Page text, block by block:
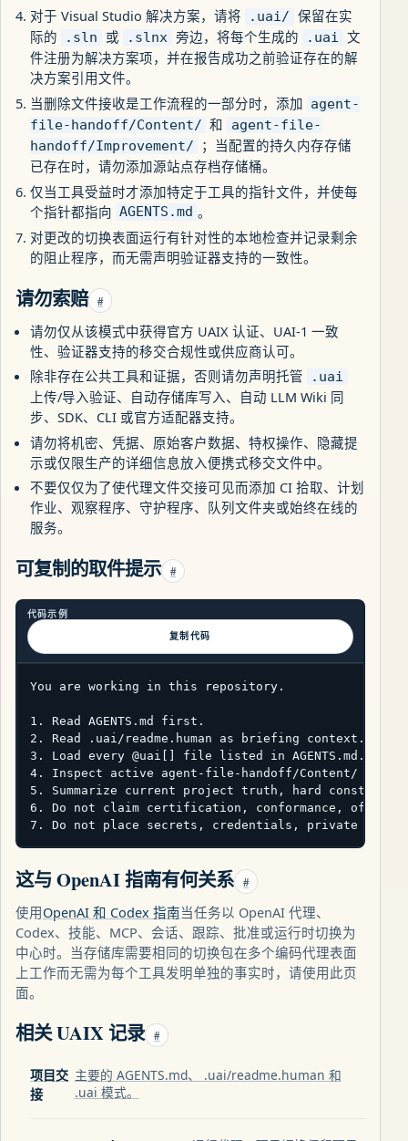
对于 Visual Studio 解决方案，请将
.uai/
保留在实
际的
.sln 或 .slnx 旁边，将每个生成的 .uai
文
件注册为解决方案项，并在报告成功之前验证存在的解
决方案引用文件。
当删除文件接收是工作流程的一部分时，添加
agent-
file-handoff/Content/ 和
agent-file-
handoff/Improvement/
；当配置的持久内存存储
已存在时，请勿添加源站点存档存储桶。
仅当工具受益时才添加特定于工具的指针文件，并使每
个指针都指向 AGENTS.md 。
对更改的切换表面运行有针对性的本地检查并记录剩余
的阻止程序，而无需声明验证器支持的一致性。
请勿索赔 #
请勿仅从该模式中获得官方 UAIX 认证、UAI-1 一致
性、验证器支持的移交合规性或供应商认可。
除非存在公共工具和证据，否则请勿声明托管
.uai
上传/导入验证、自动存储库写入、自动 LLM Wiki 同
步、SDK、CLI 或官方适配器支持。
请勿将机密、凭据、原始客户数据、特权操作、隐藏提
示或仅限生产的详细信息放入便携式移交文件中。
不要仅仅为了使代理文件交接可见而添加 CI 拾取、计划
作业、观察程序、守护程序、队列文件夹或始终在线的
服务。
可复制的取件提示 #
代码示例
复制代码
You are working in this repository.
1. Read AGENTS.md first.
2. Read .uai/readme.human as briefing context.
3. Load every @uai[] file listed in AGENTS.md.
4. Inspect active agent-file-handoff/Content/ and
5. Summarize current project truth, hard
6. Do not claim certification, conformance, official
7. Do not place secrets, credentials, private
这与 OpenAI 指南有何关系 #
使用OpenAI 和 Codex 指南当任务以 OpenAI 代理、
Codex、技能、MCP、会话、跟踪、批准或运行时切换为
中心时。当存储库需要相同的切换包在多个编码代理表面
上工作而无需为每个工具发明单独的事实时，请使用此页
面。
相关 UAIX 记录 #
项目交
接
主要的 AGENTS.md、 .uai/readme.human 和
.uai 模式。